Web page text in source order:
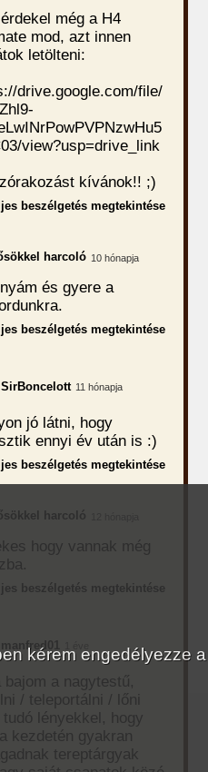
kérem engedélyezze a
még a H4
mod, azt innen
letölteni:
drive.google.com/file/
view?usp=drive_link
kívánok!! ;)
beszélgetés megtekintése
harcoló 10 hónapja
és gyere a
beszélgetés megtekintése
SirBoncelott 11 hónapja
jó látni, hogy
ennyi év után is :)
beszélgetés megtekintése
harcoló
hogy vannak még
beszélgetés megtekintése
manfred01
bajom a nagytestű,
/ teleportálni / lőni
tudó lényekkel, hogy
kezdetén gyakran
tereptárgyak